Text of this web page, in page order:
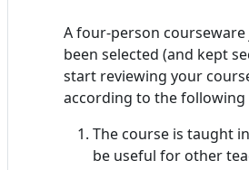
A four-person
been selected (and kept
start reviewing your
according to the following
The course is taught
be useful for other